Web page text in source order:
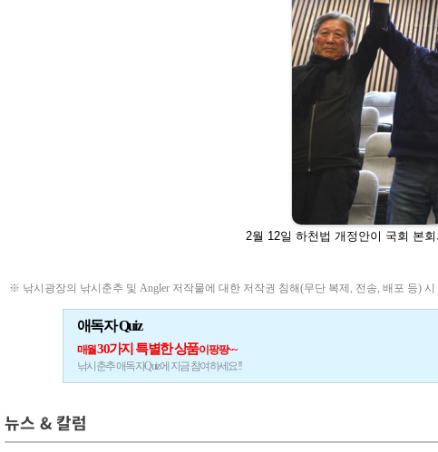
2월 12일 하천법 개정안이 국회 본
※ 낚시광장의 낚시춘추 및 Angler 저작물에 대한 저작권 침해(무단 복제, 전송, 배포 등) 시
애독자 Quiz
매월30가지 특별한 상품이 팡팡~~
낚시춘추 애독자Quiz에 지금 참여하세요!!
뉴스 & 칼럼